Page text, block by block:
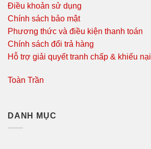
Điều khoản sử dụng
Chính sách bảo mật
Phương thức và điều kiện thanh toán
Chính sách đổi trả hàng
Hỗ trợ giải quyết tranh chấp & khiếu nại
Toàn Trần
DANH MỤC